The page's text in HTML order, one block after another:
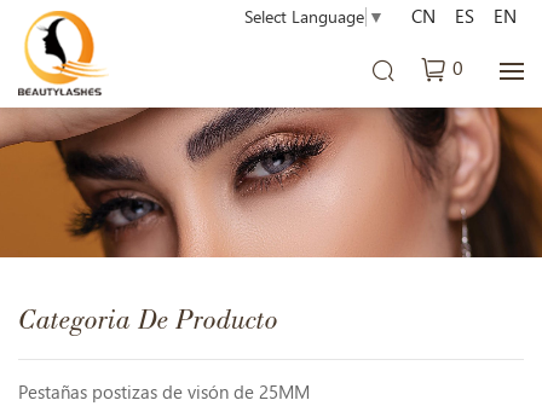
Select Language ▼
0
CN ES EN
Categoria De Producto
Pestañas postizas de visón de 25MM